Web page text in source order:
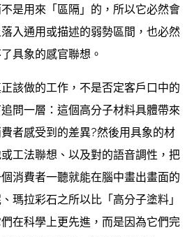
是用來「區隔」的，所以它必然會
入通用或描述的弱勢區間，也必然
具象的感官聯想。
該做的工作，不是否定客戶口中的
追問一層：這個高分子材料具體帶來
者感受到的差異?然後用具象的材
工法聯想、以及對的語音調性，把
消費者一聽就能在腦中畫出畫面的
瑪拉彩石之所以比「高分子塗料」
在科學上更先進，而是因為它們完